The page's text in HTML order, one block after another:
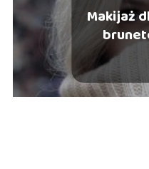
Makijaż